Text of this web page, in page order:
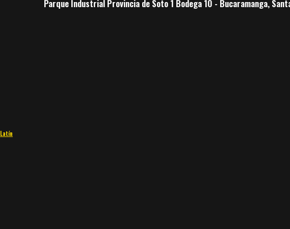
Parque Industrial Provincia de Soto 1 Bodega 10 - Bucaramanga,
Latín